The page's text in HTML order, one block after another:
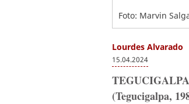
Foto: Marvin
Lourdes Alvarado
15.04.2024
(Tegucigalpa,